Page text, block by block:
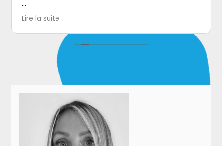
J’ai eu le plaisir de faire la formation « rencontre
avec 5 réalisateurs» dans les
supers locaux Clap Class et celle sur le travail
de la voix dans le doublage chez MontMars au
Studio de Provence organisé par ClapClass.
Pour les deux, j’en suis ressortie grandit car
challengée; et riche des outils que l’on m’a
artistique que j’y ai faite
Merci merci !
Lire la suite